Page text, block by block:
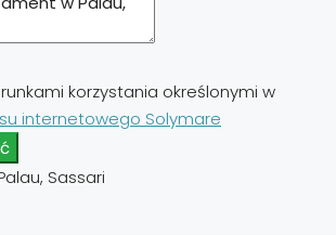
korzystania określonymi w
internetowego Solymare